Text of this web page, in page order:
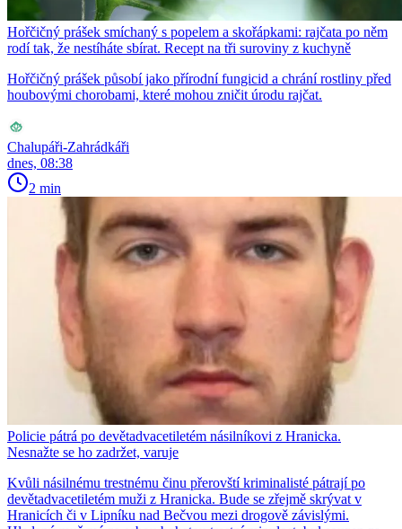
Hořčičný prášek smíchaný s popelem a skořápkami: rajčata po něm
rodí tak, že nestíháte sbírat. Recept na tři suroviny z kuchyně
Hořčičný prášek působí jako přírodní fungicid a chrání rostliny před
houbovými chorobami, které mohou zničit úrodu rajčat.
Chalupáři-Zahrádkáři
dnes, 08:38
2 min
Policie pátrá po devětadvacetiletém násilníkovi z Hranicka.
Nesnažte se ho zadržet, varuje
Kvůli násilnému trestnému činu přerovští kriminalisté pátrají po
devětadvacetiletém muži z Hranicka. Bude se zřejmě skrývat v
Hranicích či v Lipníku nad Bečvou mezi drogově závislými.